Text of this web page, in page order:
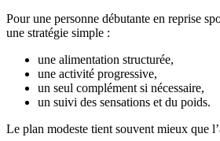
Pour une personne débutante en reprise
une stratégie simple :
une alimentation structurée,
une activité progressive,
un seul complément si nécessaire,
un suivi des sensations et du poids.
Le plan modeste tient souvent mieux que